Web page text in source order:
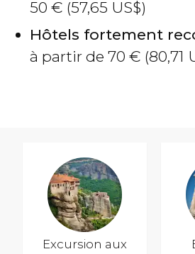
50 € (57,65 US$)
Hôtels fortement
à partir de 70 € (80,71
Excursion aux